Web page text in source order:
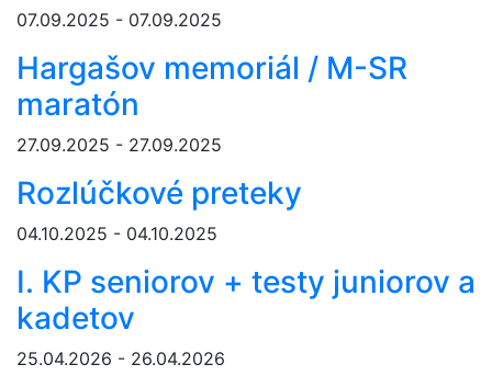
07.09.2025 - 07.09.2025
Hargašov memoriál / M-SR
maratón
27.09.2025 - 27.09.2025
Rozlúčkové preteky
04.10.2025 - 04.10.2025
I. KP seniorov + testy juniorov a
kadetov
25.04.2026 - 26.04.2026